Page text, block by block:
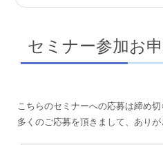
ー
セミナー参加お
こちらのセミナーへの応募は締め切
多くのご応募を頂きまして、ありが